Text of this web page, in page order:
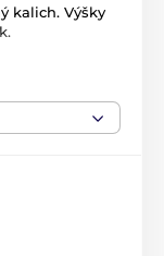
kalich. Výšky